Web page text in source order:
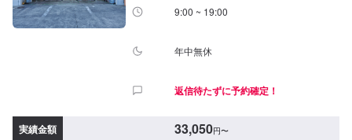
9:00 ~ 19:00
年中無休
返信待たずに予約確定！
実績金額 33,050円〜